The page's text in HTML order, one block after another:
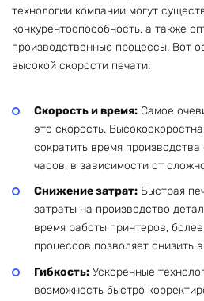
технологии компании могут
конкурентоспособность, а также
производственные процессы. Вот
высокой скорости печати:
Скорость и время: Самое
это скорость.
сократить время
часов, в зависимости от
Снижение затрат: Быстрая
затраты на производство
время работы принтеров,
процессов позволяет снизить
Гибкость: Ускоренные
возможность быстро